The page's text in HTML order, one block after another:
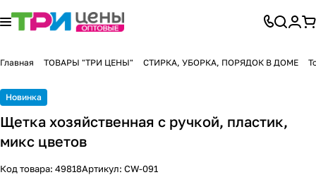
Главная ТОВАРЫ "ТРИ ЦЕНЫ" СТИРКА, УБОРКА, ПОРЯДОК В ДОМЕ
Новинка
Щетка хозяйственная с ручкой, пластик,
микс цветов
Код товара: 49818Артикул: CW-091